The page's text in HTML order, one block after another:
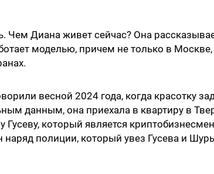
Чем Диана живет сейчас? Она
моделью, причем не только в
весной 2024 года, когда красотку
данным, она приехала в квартиру в
который является
полиции, который увез Гусева и